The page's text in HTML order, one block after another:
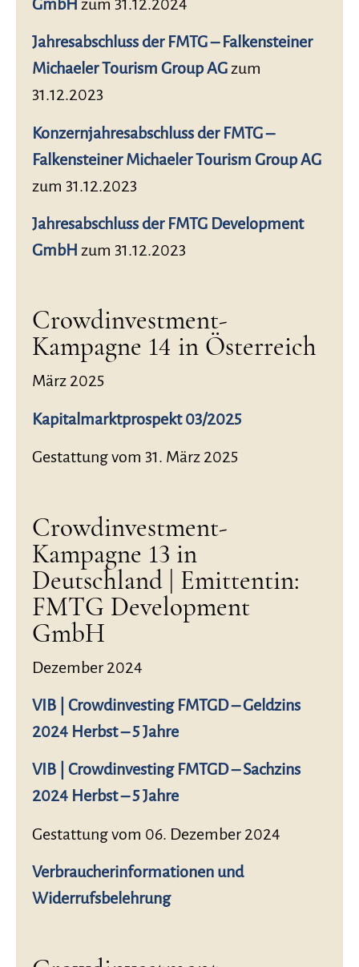
GmbH zum 31.12.2024
Jahresabschluss der FMTG – Falkensteiner
Michaeler Tourism Group AG zum
31.12.2023
Konzernjahresabschluss der FMTG –
Falkensteiner Michaeler Tourism Group AG
zum 31.12.2023
Jahresabschluss der FMTG Development
GmbH zum 31.12.2023
Crowdinvestment-
Kampagne 14 in Österreich
März 2025
Kapitalmarktprospekt 03/2025
Gestattung vom 31. März 2025
Crowdinvestment-
Kampagne 13 in
Deutschland | Emittentin:
FMTG Development
GmbH
Dezember 2024
VIB | Crowdinvesting FMTGD – Geldzins
2024 Herbst – 5 Jahre
VIB | Crowdinvesting FMTGD – Sachzins
2024 Herbst – 5 Jahre
Gestattung vom 06. Dezember 2024
Verbraucherinformationen und
Widerrufsbelehrung